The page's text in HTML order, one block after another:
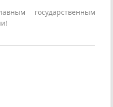
государственным